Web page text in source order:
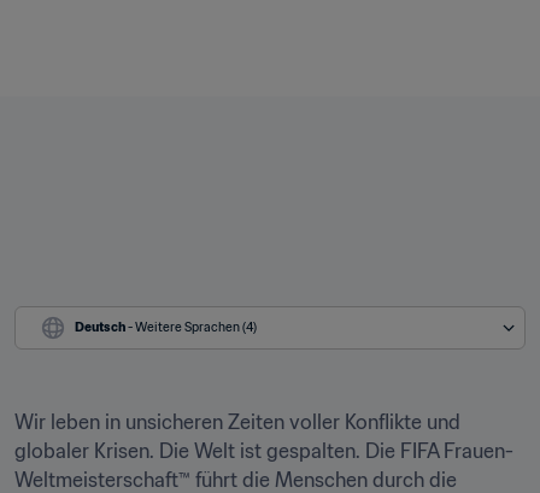
Deutsch - Weitere Sprachen (4)
Wir leben in unsicheren Zeiten voller Konflikte und
globaler Krisen. Die Welt ist gespalten. Die FIFA Frauen-
Weltmeisterschaft™ führt die Menschen durch die